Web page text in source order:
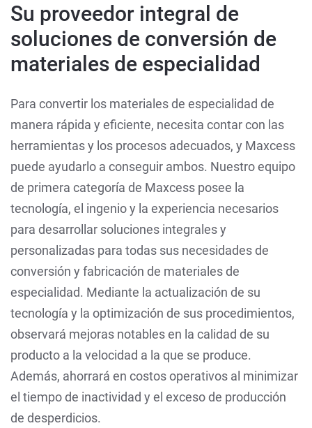
Su proveedor integral de
soluciones de conversión de
materiales de especialidad
Para convertir los materiales de especialidad de
manera rápida y eficiente, necesita contar con las
herramientas y los procesos adecuados, y Maxcess
puede ayudarlo a conseguir ambos. Nuestro equipo
de primera categoría de Maxcess posee la
tecnología, el ingenio y la experiencia necesarios
para desarrollar soluciones integrales y
personalizadas para todas sus necesidades de
conversión y fabricación de materiales de
especialidad. Mediante la actualización de su
tecnología y la optimización de sus procedimientos,
observará mejoras notables en la calidad de su
producto a la velocidad a la que se produce.
Además, ahorrará en costos operativos al minimizar
el tiempo de inactividad y el exceso de producción
de desperdicios.